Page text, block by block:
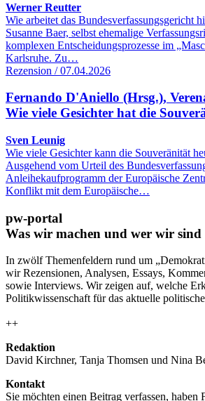
Werner Reutter
Wie arbeitet das Bundesverfassungsgericht
Susanne Baer, selbst ehemalige
komplexen Entscheidungsprozesse im
Karlsruhe. Zu…
Rezension / 07.04.2026
Fernando D'Aniello (Hrsg.),
Wie viele Gesichter hat die
Sven Leunig
Wie viele Gesichter kann die Souveränität
Ausgehend vom Urteil des
Anleihekaufprogramm der Europäische
Konflikt mit dem Europäische…
pw-portal
Was wir machen und wer wir sind
In zwölf Themenfeldern rund um
wir Rezensionen, Analysen, Essays,
sowie Interviews. Wir zeigen auf, welche
Politikwissenschaft für das aktuelle
++
Redaktion
David Kirchner, Tanja Thomsen und Nina
Kontakt
Sie möchten einen Beitrag verfassen, haben